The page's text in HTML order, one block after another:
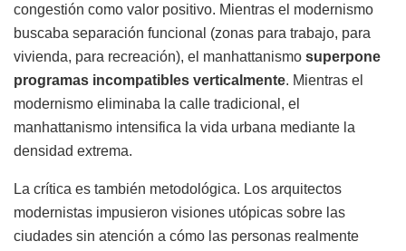
congestión como valor positivo. Mientras el modernismo
buscaba separación funcional (zonas para trabajo, para
vivienda, para recreación), el manhattanismo superpone
programas incompatibles verticalmente. Mientras el
modernismo eliminaba la calle tradicional, el
manhattanismo intensifica la vida urbana mediante la
densidad extrema.
La crítica es también metodológica. Los arquitectos
modernistas impusieron visiones utópicas sobre las
ciudades sin atención a cómo las personas realmente